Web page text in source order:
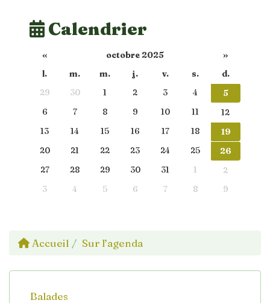
Calendrier
« octobre 2025
»
l.
m. m. j. v. s.
d.
29
30 1 2 3 4
5
6
7 8 9 10 11
12
13
14 15 16 17 18
19
20
21 22 23 24 25
26
27
28 29 30 31 1
2
3
4 5 6 7 8 9
Accueil Sur l’agenda
Balades